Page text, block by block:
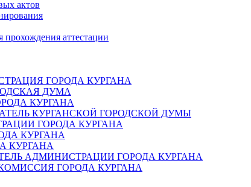
актов
аттестации
ГОРОДА КУРГАНА
ДУМА
КУРГАНА
КУРГАНСКОЙ ГОРОДСКОЙ ДУМЫ
ГОРОДА КУРГАНА
КУРГАНА
КУРГАНА
АДМИНИСТРАЦИИ ГОРОДА КУРГАНА
ГОРОДА КУРГАНА